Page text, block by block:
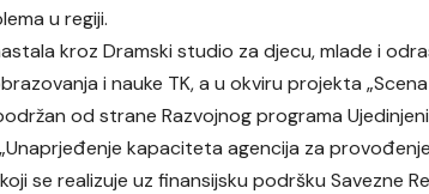
u regiji.
kroz Dramski studio za djecu, mlade i
i nauke TK, a u okviru projekta
od strane Razvojnog programa
kapaciteta agencija za
se realizuje uz finansijsku podršku Savezne